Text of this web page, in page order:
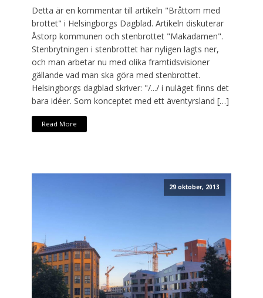
Detta är en kommentar till artikeln "Bråttom med
brottet" i Helsingborgs Dagblad. Artikeln diskuterar
Åstorp kommunen och stenbrottet "Makadamen".
Stenbrytningen i stenbrottet har nyligen lagts ner,
och man arbetar nu med olika framtidsvisioner
gällande vad man ska göra med stenbrottet.
Helsingborgs dagblad skriver: "/.../ i nuläget finns det
bara idéer. Som konceptet med ett äventyrsland […]
Read More
29 oktober, 2013